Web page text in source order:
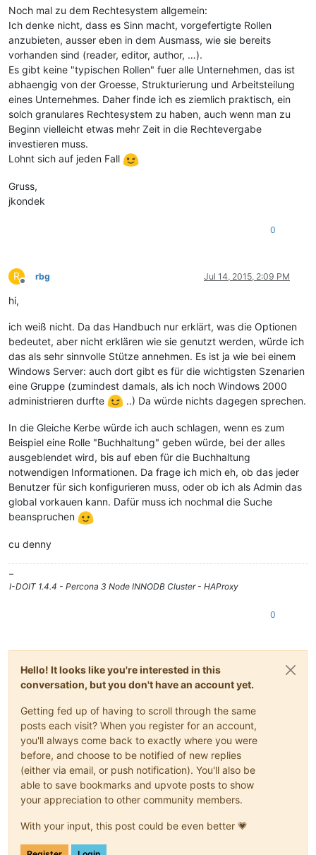
Noch mal zu dem Rechtesystem allgemein:
Ich denke nicht, dass es Sinn macht, vorgefertigte Rollen
anzubieten, ausser eben in dem Ausmass, wie sie bereits
vorhanden sind (reader, editor, author, …).
Es gibt keine "typischen Rollen" fuer alle Unternehmen, das ist
abhaengig von der Groesse, Strukturierung und Arbeitsteilung
eines Unternehmes. Daher finde ich es ziemlich praktisch, ein
solch granulares Rechtesystem zu haben, auch wenn man zu
Beginn vielleicht etwas mehr Zeit in die Rechtevergabe
investieren muss.
Lohnt sich auf jeden Fall
Gruss,
jkondek
0
R
Offline
rbg Jul 14, 2015, 2:09 PM
hi,
ich weiß nicht. Da das Handbuch nur erklärt, was die Optionen
bedeutet, aber nicht erklären wie sie genutzt werden, würde ich
das als sehr sinnvolle Stütze annehmen. Es ist ja wie bei einem
Windows Server: auch dort gibt es für die wichtigsten Szenarien
eine Gruppe (zumindest damals, als ich noch Windows 2000
administrieren durfte
..) Da würde nichts dagegen sprechen.
In die Gleiche Kerbe würde ich auch schlagen, wenn es zum
Beispiel eine Rolle "Buchhaltung" geben würde, bei der alles
ausgeblendet wird, bis auf eben für die Buchhaltung
notwendigen Informationen. Da frage ich mich eh, ob das jeder
Benutzer für sich konfigurieren muss, oder ob ich als Admin das
global vorkauen kann. Dafür muss ich nochmal die Suche
beanspruchen
cu denny
–
I-DOIT 1.4.4 - Percona 3 Node INNODB Cluster - HAProxy
0
Hello! It looks like you're interested in this
conversation, but you don't have an account yet.
Getting fed up of having to scroll through the same
posts each visit? When you register for an account,
you'll always come back to exactly where you were
before, and choose to be notified of new replies
(either via email, or push notification). You'll also be
able to save bookmarks and upvote posts to show
your appreciation to other community members.
With your input, this post could be even better 💗